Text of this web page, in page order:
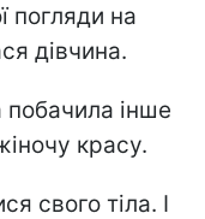
погляди на
дівчина.
інше
красу.
свого тіла. І